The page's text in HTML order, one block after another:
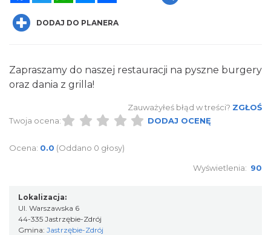
DODAJ DO PLANERA
Zapraszamy do naszej restauracji na pyszne burgery
oraz dania z grilla!
Zauważyłeś błąd w treści? ZGŁOŚ
Twoja ocena:
DODAJ OCENĘ
Ocena: 0.0 (Oddano 0 głosy)
Wyświetlenia: 90
Lokalizacja:
Ul. Warszawska 6
44-335 Jastrzębie-Zdrój
Gmina: Jastrzębie-Zdrój